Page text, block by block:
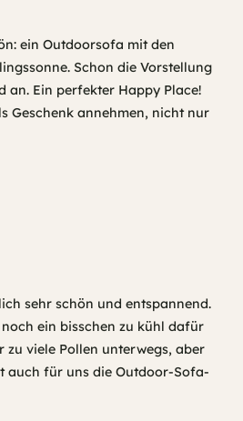
ein Outdoorsofa mit den
Schon die Vorstellung
an. Ein perfekter Happy Place!
Geschenk annehmen, nicht nur
sehr schön und entspannend.
ein bisschen zu kühl dafür
zu viele Pollen unterwegs, aber
auch für uns die Outdoor-Sofa-